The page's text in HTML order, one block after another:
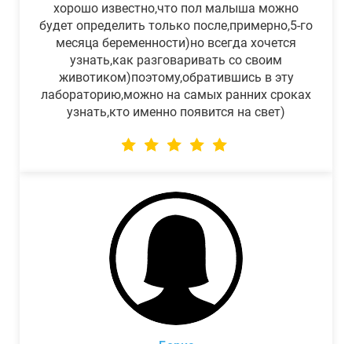
хорошо известно,что пол малыша можно
будет определить только после,примерно,5-го
месяца беременности)но всегда хочется
узнать,как разговаривать со своим
животиком)поэтому,обратившись в эту
лабораторию,можно на самых ранних сроках
узнать,кто именно появится на свет)